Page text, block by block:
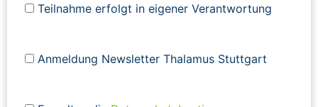
Teilnahme erfolgt in eigener Verantwortung
Anmeldung Newsletter Thalamus Stuttgart